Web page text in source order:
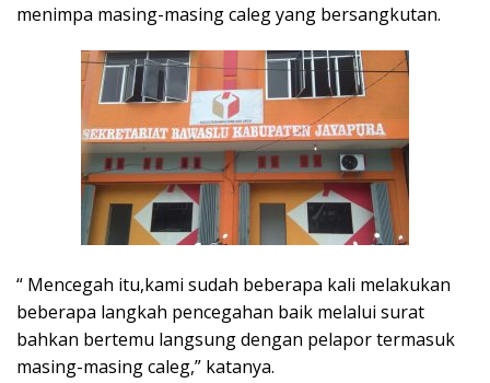
menimpa masing-masing caleg yang bersangkutan.
“ Mencegah itu,kami sudah beberapa kali melakukan
beberapa langkah pencegahan baik melalui surat
bahkan bertemu langsung dengan pelapor termasuk
masing-masing caleg,” katanya.